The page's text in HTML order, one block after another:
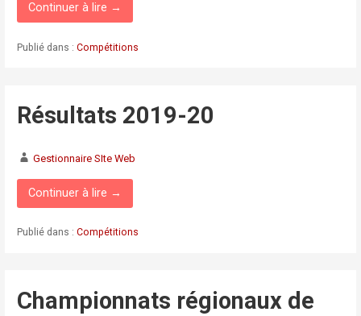
Continuer à lire →
Publié dans : Compétitions
Résultats 2019-20
Gestionnaire SIte Web
Continuer à lire →
Publié dans : Compétitions
Championnats régionaux de